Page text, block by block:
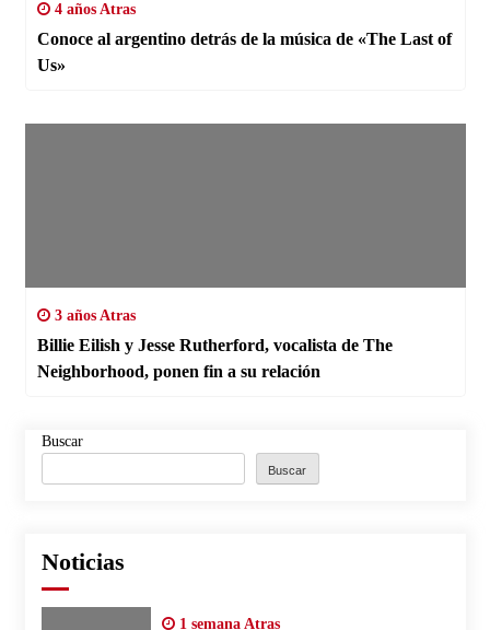
4 años Atras
Conoce al argentino detrás de la música de «The Last of
Us»
3 años Atras
Billie Eilish y Jesse Rutherford, vocalista de The
Neighborhood, ponen fin a su relación
Buscar
Buscar
Noticias
1 semana Atras